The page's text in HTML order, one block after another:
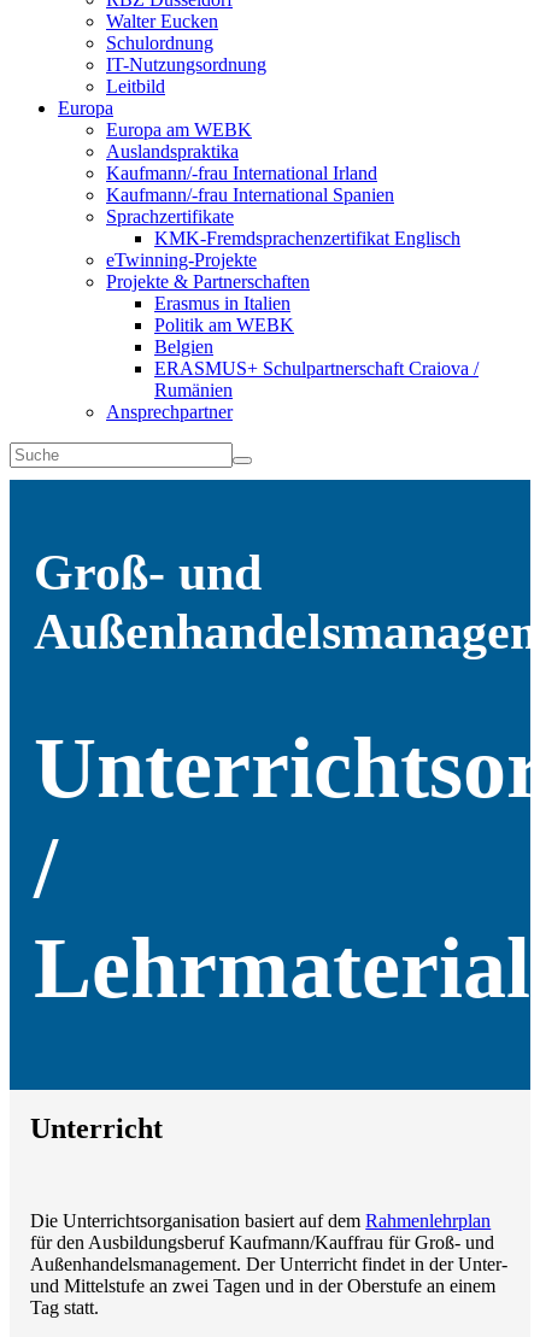
Walter Eucken
Schulordnung
IT-Nutzungsordnung
Leitbild
Europa
Europa am WEBK
Auslandspraktika
Kaufmann/-frau International Irland
Kaufmann/-frau International Spanien
Sprachzertifikate
KMK-Fremdsprachenzertifikat Englisch
eTwinning-Projekte
Projekte & Partnerschaften
Erasmus in Italien
Politik am WEBK
Belgien
ERASMUS+ Schulpartnerschaft Craiova /
Rumänien
Ansprechpartner
Groß- und
/
Lehrmaterial
Unterricht
Die Unterrichtsorganisation basiert auf demRahmenlehrplan
für den Ausbildungsberuf Kaufmann/Kauffrau für Groß- und
Außenhandelsmanagement. Der Unterricht findet in der Unter-
und Mittelstufe an zwei Tagen und in der Oberstufe an einem
Tag statt.